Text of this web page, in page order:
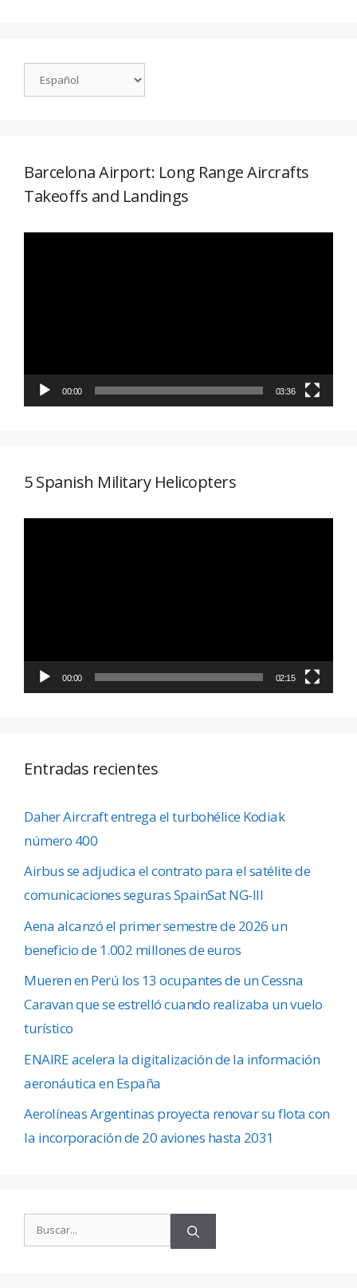
Barcelona Airport: Long Range Aircrafts
Takeoffs and Landings
00:00 03:36
5 Spanish Military Helicopters
00:00 02:15
Entradas recientes
Daher Aircraft entrega el turbohélice Kodiak
número 400
Airbus se adjudica el contrato para el satélite de
comunicaciones seguras SpainSat NG-III
Aena alcanzó el primer semestre de 2026 un
beneficio de 1.002 millones de euros
Mueren en Perú los 13 ocupantes de un Cessna
Caravan que se estrelló cuando realizaba un vuelo
turístico
ENAIRE acelera la digitalización de la información
aeronáutica en España
Aerolíneas Argentinas proyecta renovar su flota con
la incorporación de 20 aviones hasta 2031